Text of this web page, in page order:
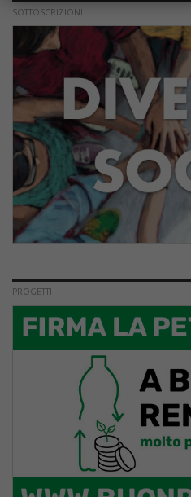
SOTTOSCRIZIONI
PROGETTI